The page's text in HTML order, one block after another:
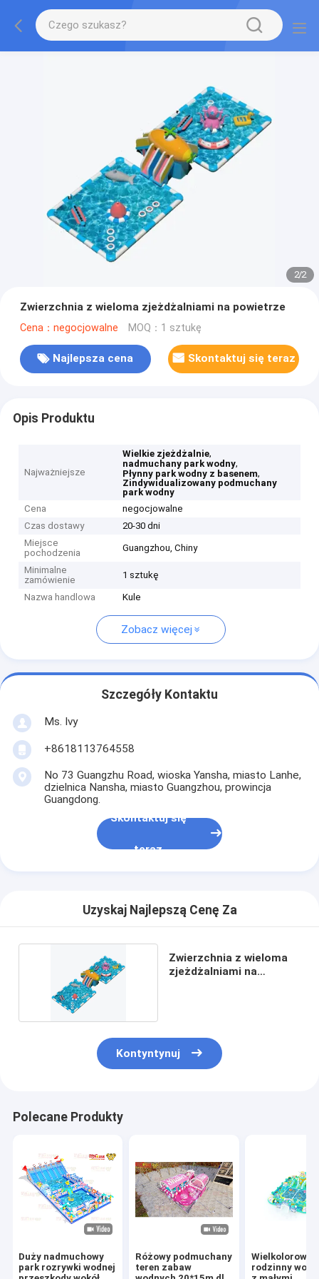
2/2
Zwierzchnia z wieloma zjeżdżalniami na powietrze
Cena：negocjowalne MOQ：1 sztukę
Najlepsza cena Skontaktuj się teraz
Opis Produktu
Najważniejsze
Wielkie zjeżdżalnie,
nadmuchany park wodny,
Płynny park wodny z basenem,
Zindywidualizowany podmuchany
park wodny
Cena
negocjowalne
Czas dostawy
20-30 dni
Miejsce
pochodzenia
Guangzhou, Chiny
Minimalne
zamówienie
1 sztukę
Nazwa handlowa Kule
Zobacz więcej
Szczegóły Kontaktu
Ms. Ivy
+8618113764558
No 73 Guangzhu Road, wioska Yansha, miasto Lanhe,
dzielnica Nansha, miasto Guangzhou, prowincja
Guangdong.
Skontaktuj się
teraz
Uzyskaj Najlepszą Cenę Za
Zwierzchnia z wieloma
zjeżdżalniami na
Kontyntynuj
Polecane Produkty
Duży nadmuchowy
park rozrywki wodnej
Różowy podmuchany
teren zabaw
Wielkolorowy
rodzinny